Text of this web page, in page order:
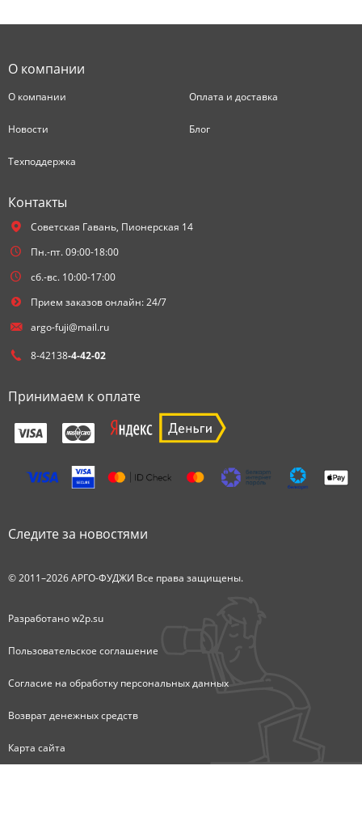
О компании
О компании Оплата и доставка
Новости Блог
Техподдержка
Контакты
Советская Гавань, Пионерская 14
Пн.-пт. 09:00-18:00
сб.-вс. 10:00-17:00
Прием заказов онлайн: 24/7
argo-fuji@mail.ru
8-42138-4-42-02
Принимаем к оплате
Следите за новостями
© 2011–2026 АРГО-ФУДЖИ Все права защищены.
Разработаноw2p.su
Пользовательское соглашение
Согласие на обработку персональных данных
Возврат денежных средств
Карта сайта